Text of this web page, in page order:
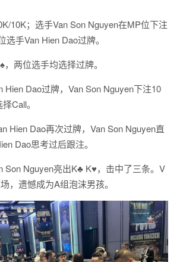
10K；选手Van Son Nguyen在MP位下注
手Van Hien Dao过牌。
两位选手均选择过牌。
Hien Dao过牌，Van Son Nguyen下注10
Call。
Hien Dao再次过牌，Van Son Nguyen直
Dao思考过后跟注。
Son Nguyen亮出K♣ K♥，击中了三条。V
，遗憾成为A组泡沫男孩。